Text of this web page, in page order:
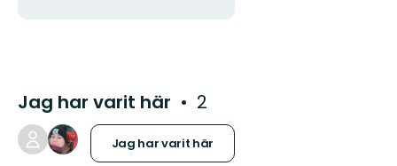
Jag har varit här 2
Jag har varit här